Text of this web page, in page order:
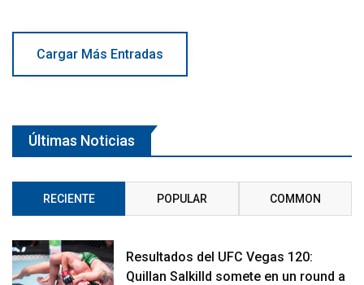
Cargar Más Entradas
Últimas Noticias
RECIENTE POPULAR COMMON
Resultados del UFC Vegas 120:
Quillan Salkilld somete en un round a